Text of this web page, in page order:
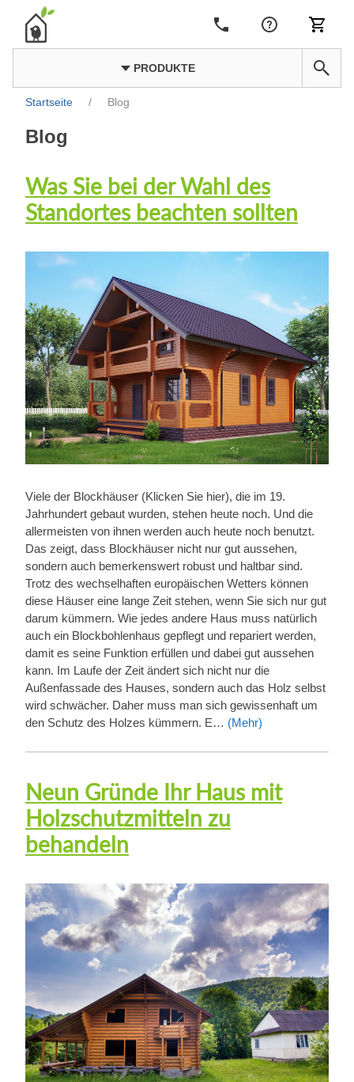
PRODUKTE
Startseite / Blog
Blog
Was Sie bei der Wahl des
Standortes beachten sollten
Viele der Blockhäuser (Klicken Sie hier), die im 19.
Jahrhundert gebaut wurden, stehen heute noch. Und die
allermeisten von ihnen werden auch heute noch benutzt.
Das zeigt, dass Blockhäuser nicht nur gut aussehen,
sondern auch bemerkenswert robust und haltbar sind.
Trotz des wechselhaften europäischen Wetters können
diese Häuser eine lange Zeit stehen, wenn Sie sich nur gut
darum kümmern. Wie jedes andere Haus muss natürlich
auch ein Blockbohlenhaus gepflegt und repariert werden,
damit es seine Funktion erfüllen und dabei gut aussehen
kann. Im Laufe der Zeit ändert sich nicht nur die
Außenfassade des Hauses, sondern auch das Holz selbst
wird schwächer. Daher muss man sich gewissenhaft um
den Schutz des Holzes kümmern. E… (Mehr)
Neun Gründe Ihr Haus mit
Holzschutzmitteln zu
behandeln